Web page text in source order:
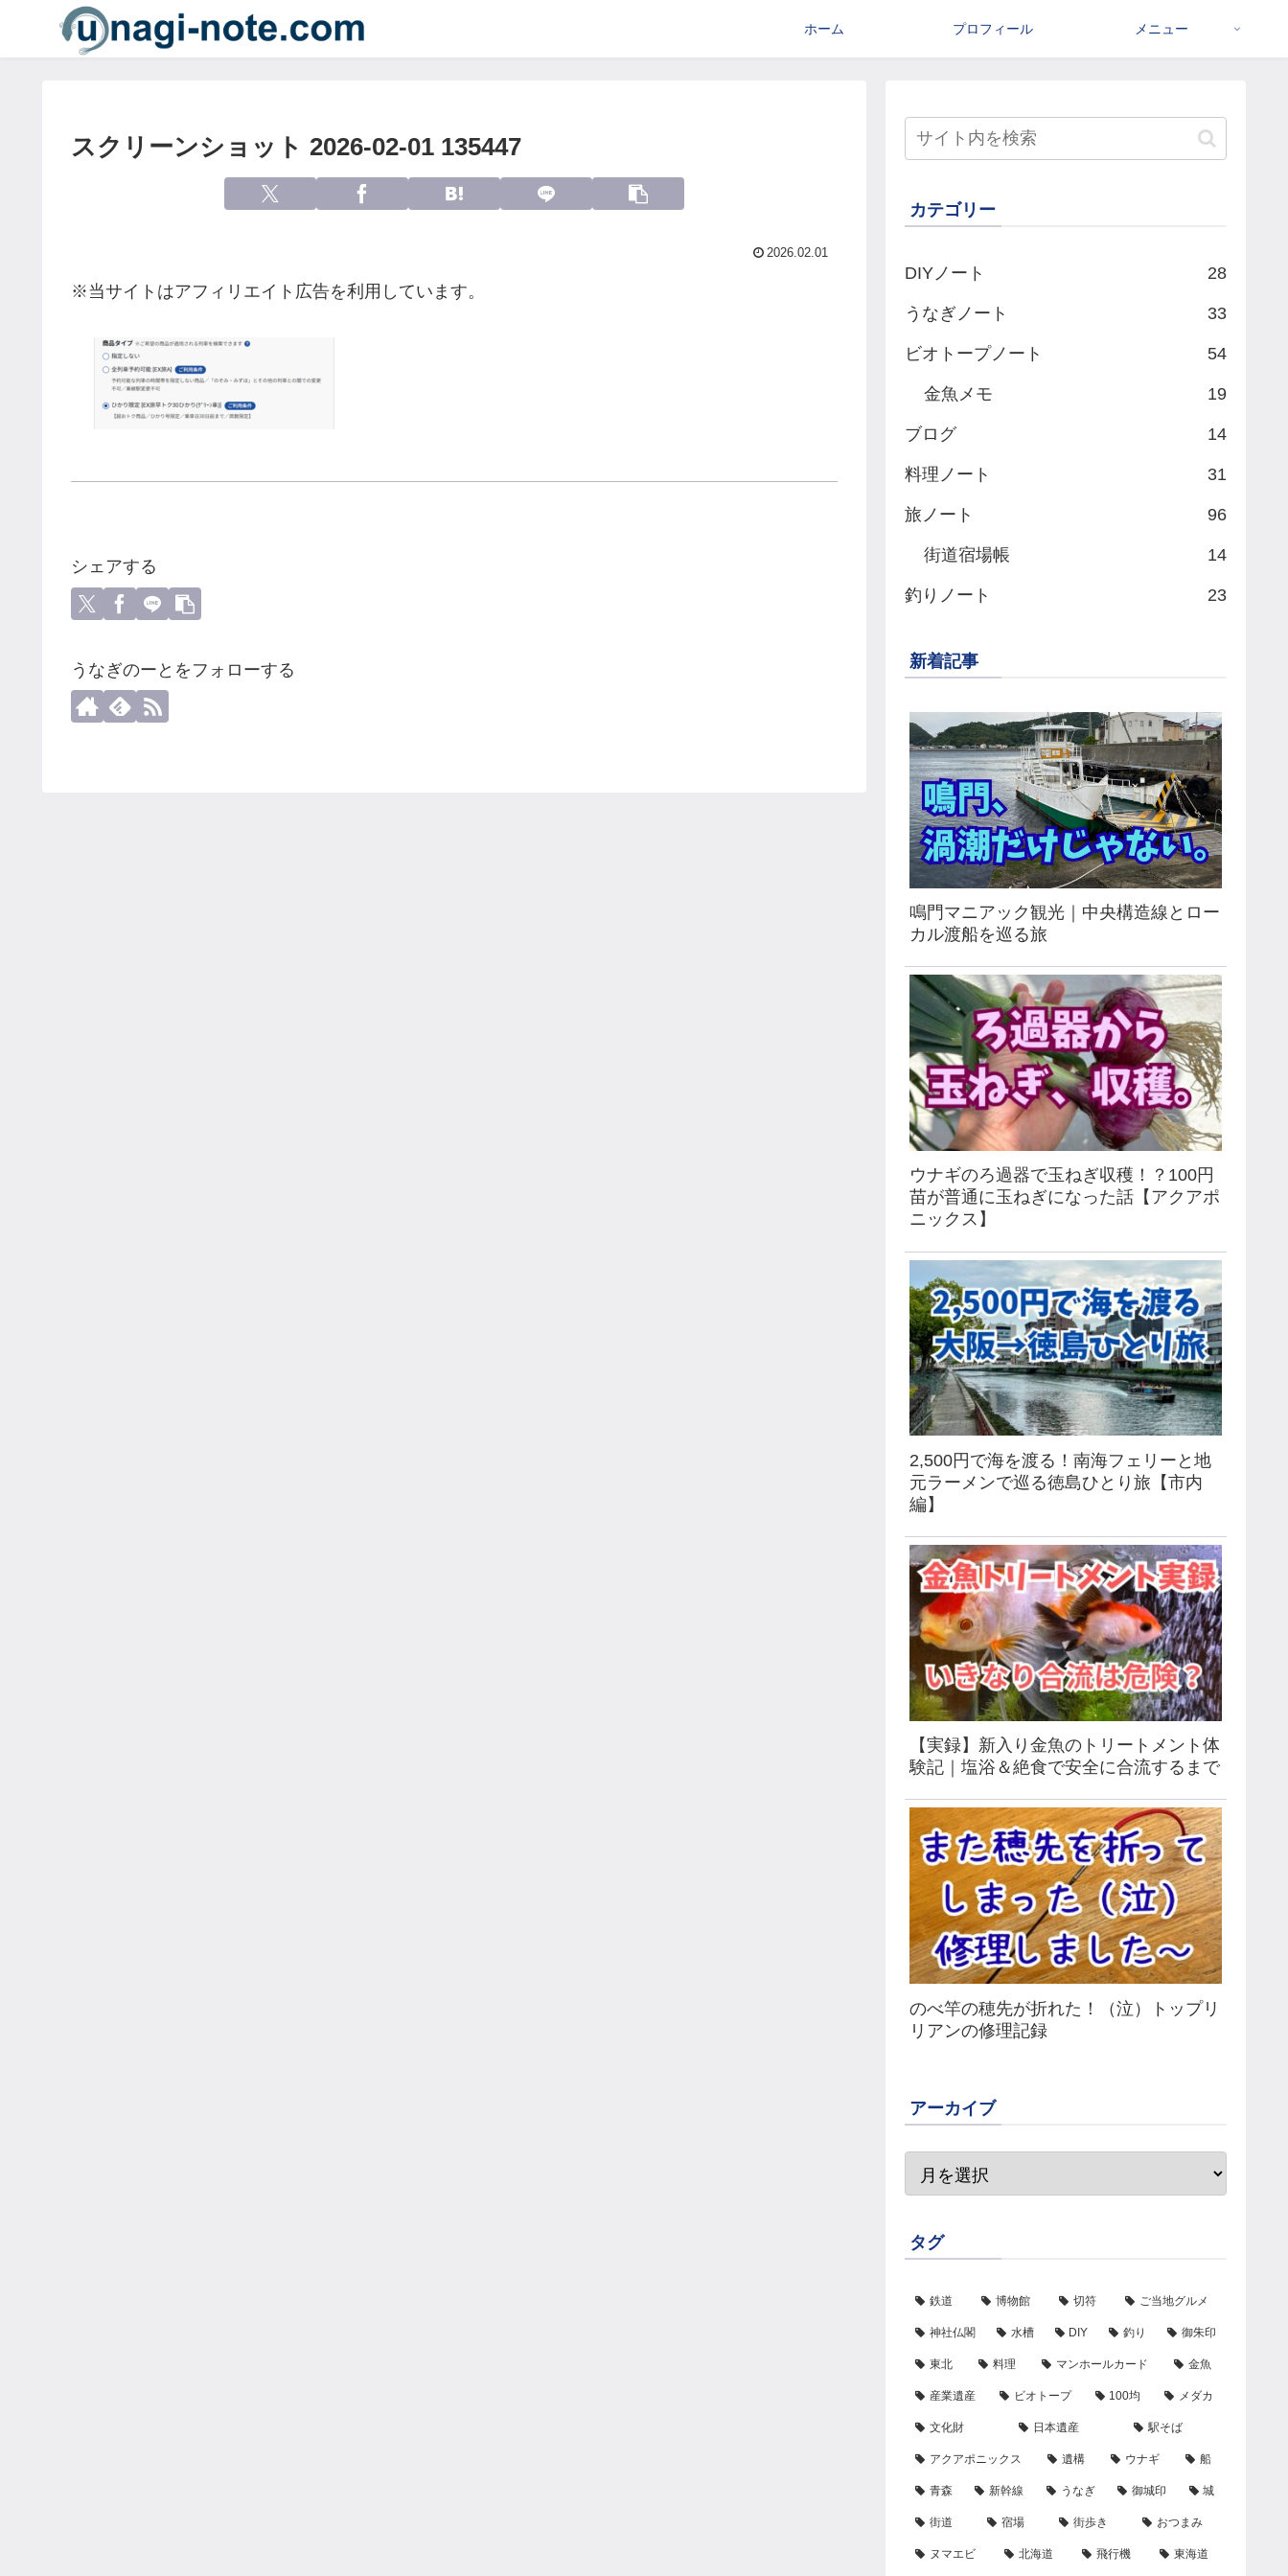
ホーム プロフィール メニュー
スクリーンショット 2026-02-01 135447
2026.02.01
※当サイトはアフィリエイト広告を利用しています。
シェアする
うなぎのーとをフォローする
カテゴリー
DIYノート 28
うなぎノート 33
ビオトープノート 54
金魚メモ 19
ブログ 14
料理ノート 31
旅ノート 96
街道宿場帳 14
釣りノート 23
新着記事
鳴門マニアック観光｜中央構造線とロー
カル渡船を巡る旅
ウナギのろ過器で玉ねぎ収穫！？100円
苗が普通に玉ねぎになった話【アクアポ
ニックス】
2,500円で海を渡る！南海フェリーと地
元ラーメンで巡る徳島ひとり旅【市内
編】
【実録】新入り金魚のトリートメント体
験記｜塩浴＆絶食で安全に合流するまで
のべ竿の穂先が折れた！（泣）トップリ
リアンの修理記録
アーカイブ
タグ
鉄道 博物館 切符 ご当地グルメ
神社仏閣 水槽 DIY 釣り 御朱印
東北 料理 マンホールカード 金魚
産業遺産 ビオトープ 100均 メダカ
文化財 日本遺産 駅そば
アクアポニックス 遺構 ウナギ 船
青森 新幹線 うなぎ 御城印 城
街道 宿場 街歩き おつまみ
ヌマエビ 北海道 飛行機 東海道